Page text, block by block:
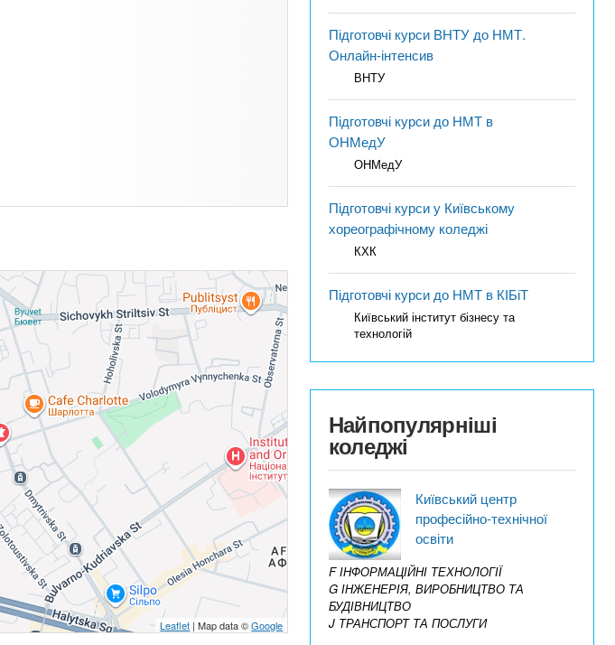
Leaflet | Map data ©Google
Підготовчі курси ВНТУ до НМТ.
Онлайн-інтенсив
ВНТУ
Підготовчі курси до НМТ в
ОНМедУ
ОНМедУ
Підготовчі курси у Київському
хореографічному коледжі
КХК
Підготовчі курси до НМТ в КІБіТ
Київський інститут бізнесу та
технологій
Найпопулярніші
коледжі
Київський центр
професійно-технічної
освіти
F ІНФОРМАЦІЙНІ ТЕХНОЛОГІЇ
G ІНЖЕНЕРІЯ, ВИРОБНИЦТВО ТА
БУДІВНИЦТВО
J ТРАНСПОРТ ТА ПОСЛУГИ